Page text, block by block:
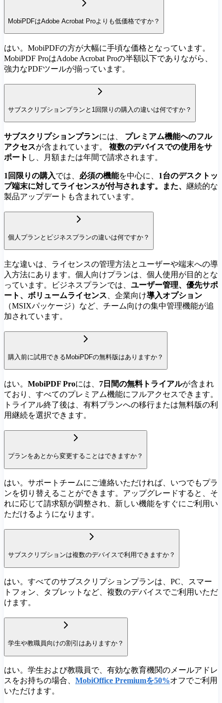
MobiPDFはAdobe Acrobat Proよりも低価格ですか？
はい。MobiPDFの方が大幅に手頃な価格となっています。
MobiPDF ProはAdobe Acrobat Proの半額以下でありながら、
強力なPDFツールが揃っています。
サブスクリプションプランと1回限りの購入の違いは何ですか？
サブスクリプションプランには、 プレミアム機能へのフル
アクセスが含まれています。 複数のデバイスでの使用をサ
ポート し、月額または年間で請求されます。
1回限りの購入では、 必須の機能を中心に、 1台のデスクトッ
プ端末に対してライセンスが付与されます。また、 継続的な
製品アップデートも含まれています。
個人プランとビジネスプランの違いは何ですか？
主な違いは、ライセンスの管理方法とユーザーや端末への導
入方法にあります。個人向けプランは、個人使用が目的とな
っています。ビジネスプランでは、 ユーザー管理、優先サポ
ート、ボリュームライセンス 、企業向け導入オプション
（MSIXパッケージ）など、チーム向けの集中管理機能が追
加されています。
購入前に試用できるMobiPDFの無料版はありますか？
はい。 MobiPDF Proには、 7日間の無料トライアルが含まれ
ており、すべてのプレミアム機能にフルアクセスできます。
トライアル終了後は、有料プランへの移行または無料版の利
用継続を選択できます。
プランをあとから変更することはできますか？
はい。サポートチームにご連絡いただければ、いつでもプラ
ンを切り替えることができます。アップグレードすると、そ
れに応じて請求額が調整され、新しい機能をすぐにご利用い
ただけるようになります。
サブスクリプションは複数のデバイスで利用できますか？
はい。すべてのサブスクリプションプランは、PC、スマー
トフォン、タブレットなど、複数のデバイスでご利用いただ
けます。
学生や教職員向けの割引はありますか？
はい。学生および教職員で、有効な教育機関のメールアドレ
スをお持ちの場合、 MobiOffice Premiumを50%オフでご利用
いただけます。